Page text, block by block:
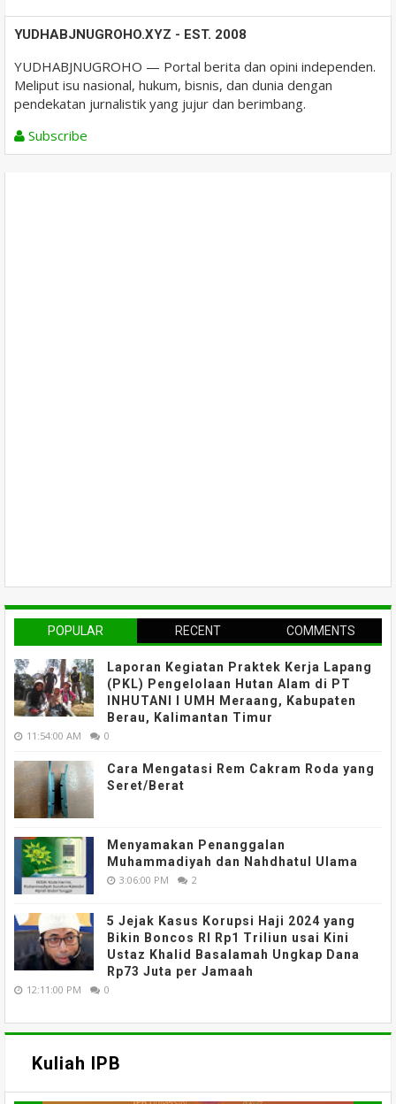
YUDHABJNUGROHO.XYZ - EST. 2008
YUDHABJNUGROHO — Portal berita dan opini independen.
Meliput isu nasional, hukum, bisnis, dan dunia dengan
pendekatan jurnalistik yang jujur dan berimbang.
Subscribe
POPULAR RECENT COMMENTS
Laporan Kegiatan Praktek Kerja Lapang
(PKL) Pengelolaan Hutan Alam di PT
INHUTANI I UMH Meraang, Kabupaten
Berau, Kalimantan Timur
11:54:00 AM 0
Cara Mengatasi Rem Cakram Roda yang
Seret/Berat
Menyamakan Penanggalan
Muhammadiyah dan Nahdhatul Ulama
3:06:00 PM 2
5 Jejak Kasus Korupsi Haji 2024 yang
Bikin Boncos RI Rp1 Triliun usai Kini
Ustaz Khalid Basalamah Ungkap Dana
Rp73 Juta per Jamaah
12:11:00 PM 0
Kuliah IPB